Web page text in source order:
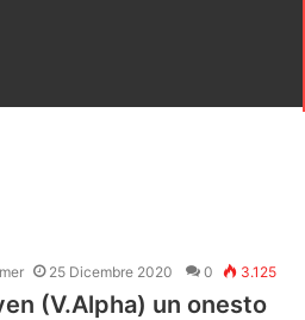
25 Dicembre 2020 0 3.125
(V.Alpha) un onesto